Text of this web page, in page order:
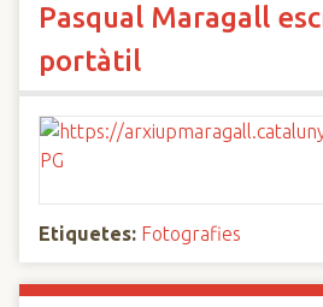
Pasqual Maragall
portàtil
Etiquetes: Fotografies